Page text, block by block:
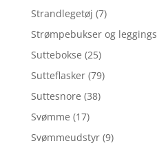
Strandlegetøj (7)
Strømpebukser og leggings
Suttebokse (25)
Sutteflasker (79)
Suttesnore (38)
Svømme (17)
Svømmeudstyr (9)